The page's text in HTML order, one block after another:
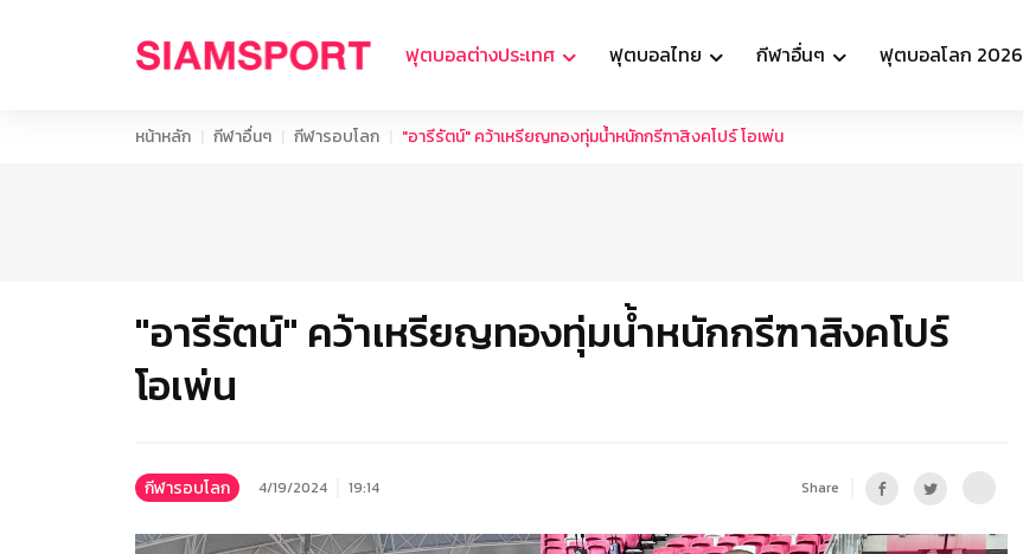
ฟุตบอลต่างประเทศ ฟุตบอลไทย กีฬาอื่นๆ ฟุตบอลโลก 2026
หน้าหลัก กีฬาอื่นๆ กีฬารอบโลก "อารีรัตน์" คว้าเหรียญทองทุ่มน้ำหนักกรีฑาสิงคโปร์ โอเพ่น
"อารีรัตน์" คว้าเหรียญทองทุ่มน้ำหนักกรีฑาสิงคโปร์
โอเพ่น
กีฬารอบโลก 4/19/2024 19:14 Share